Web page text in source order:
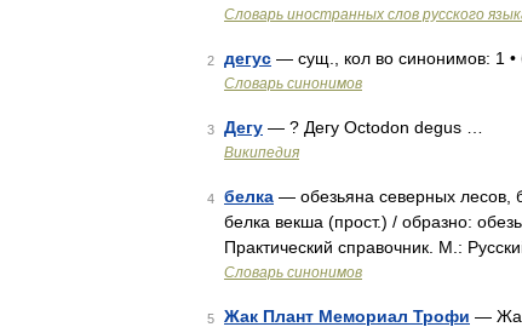
Словарь иностранных слов русского
2 дегус — сущ., кол во синонимов: 1
Словарь синонимов
3 Дегу — ? Дегу Octodon degus …
Википедия
4 белка — обезьяна северных лесов,
белка векша (прост.) / образно:
Практический справочник. М.:
Словарь синонимов
5 Жак Плант Мемориал Трофи —